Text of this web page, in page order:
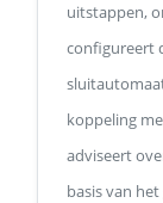
uitstappen,
configureert
koppeling
adviseert
basis van